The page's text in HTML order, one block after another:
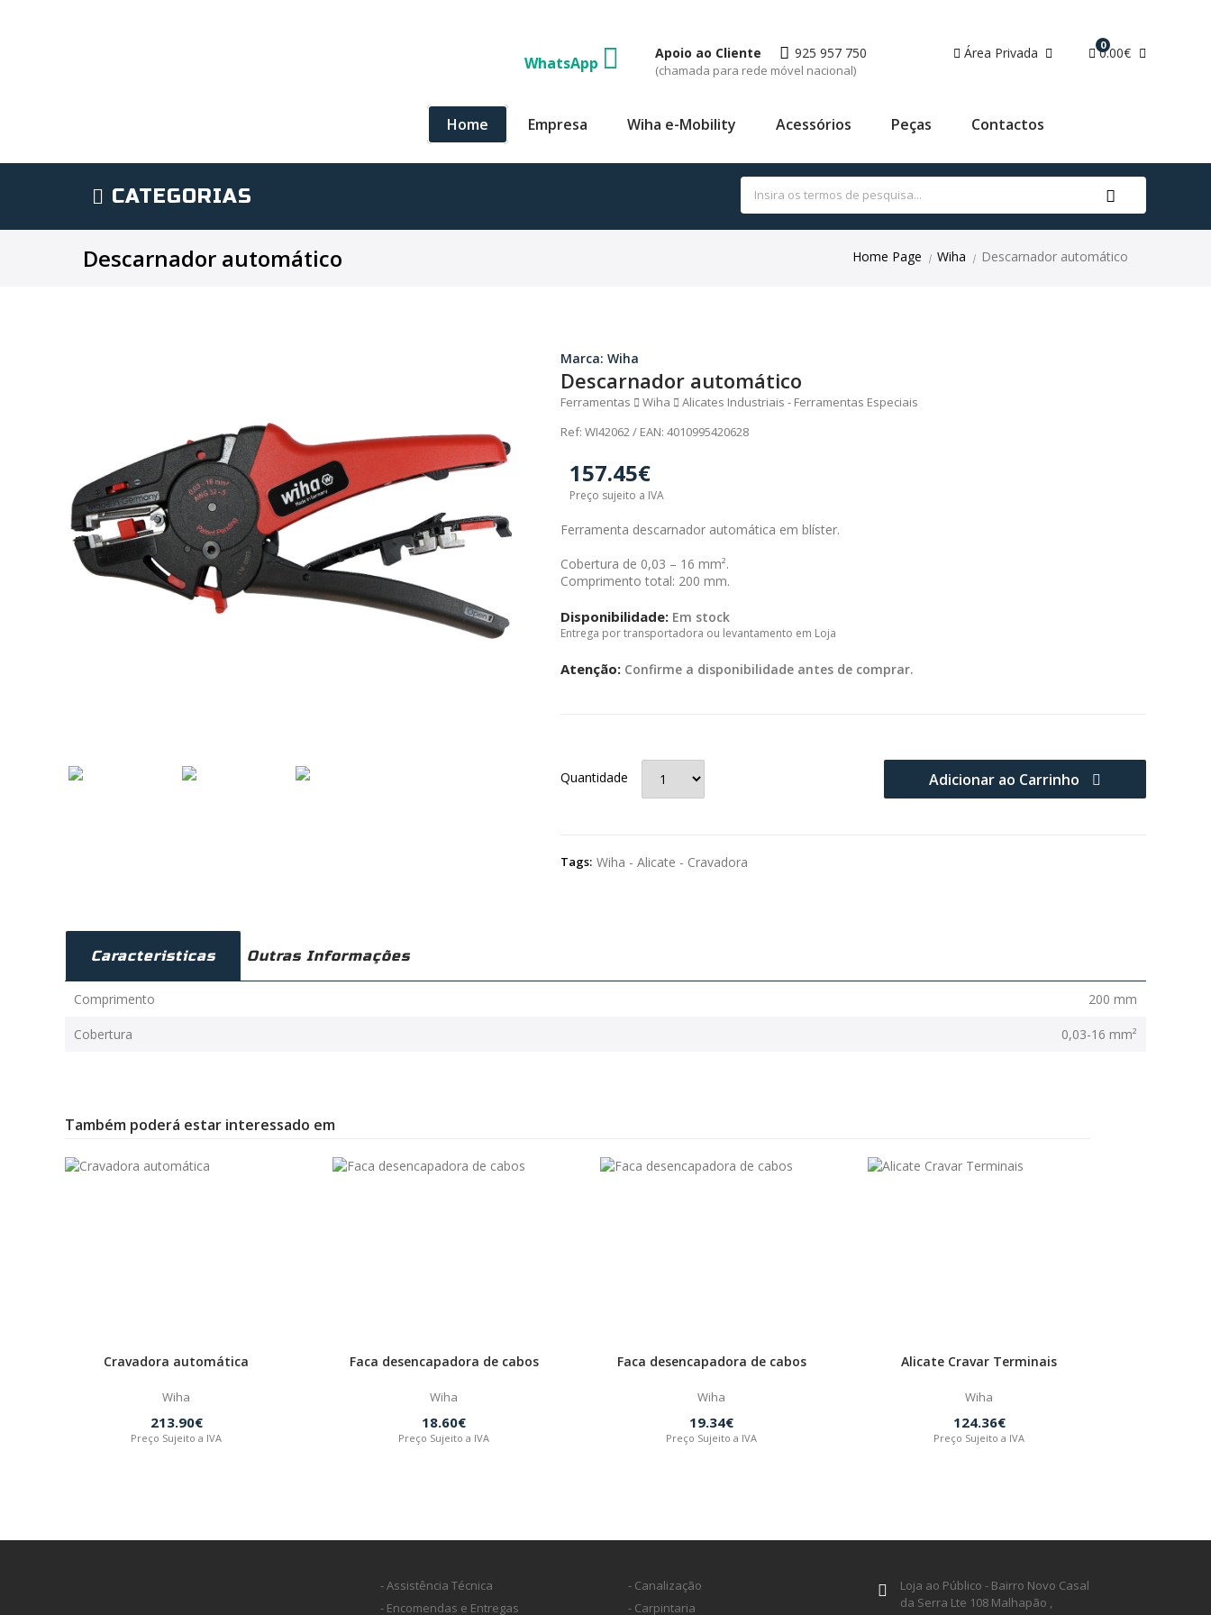
WhatsApp
Apoio ao Cliente 925 957 750
(chamada para rede móvel nacional)
Área Privada 0
0.00€
Home Empresa Wiha e-Mobility Acessórios Peças Contactos
CATEGORIAS
Home Page | Wiha | Descarnador automático
Descarnador automático
Marca: Wiha
Descarnador automático
Ferramentas Wiha
Alicates Industriais - Ferramentas Especiais
Ref: WI42062 / EAN: 4010995420628
157.45€
Preço sujeito a IVA
Ferramenta descarnador automática em blíster.
Cobertura de 0,03 – 16 mm².
Comprimento total: 200 mm.
Disponibilidade: Em stock
Entrega por transportadora ou levantamento em Loja
Atenção: Confirme a disponibilidade antes de comprar.
Quantidade Adicionar ao Carrinho
Tags: Wiha - Alicate - Cravadora
Caracteristicas Outras Informações
Comprimento 200 mm
Cobertura 0,03-16 mm²
Também poderá estar interessado em
Cravadora automática
Wiha
213.90€
Preço Sujeito a IVA
Faca desencapadora de cabos
Wiha
18.60€
Preço Sujeito a IVA
Faca desencapadora de cabos
Wiha
19.34€
Preço Sujeito a IVA
Alicate Cravar Terminais
Wiha
124.36€
Preço Sujeito a IVA
- Assistência Técnica
- Encomendas e Entregas
- Canalização
- Carpintaria
Loja ao Público - Bairro Novo Casal
da Serra Lte 108 Malhapão ,